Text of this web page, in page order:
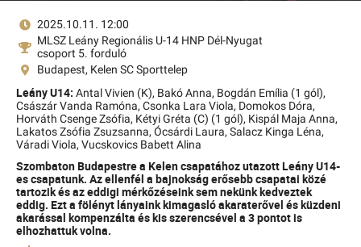
2025.10.11. 12:00
MLSZ Leány Regionális U-14 HNP Dél-Nyugat
csoport 5. forduló
Budapest, Kelen SC Sporttelep
Leány U14: Antal Vivien (K), Bakó Anna, Bogdán Emília (1 gól),
Császár Vanda Ramóna, Csonka Lara Viola, Domokos Dóra,
Horváth Csenge Zsófia, Kétyi Gréta (C) (1 gól), Kispál Maja Anna,
Lakatos Zsófia Zsuzsanna, Ócsárdi Laura, Salacz Kinga Léna,
Váradi Viola, Vucskovics Babett Alina
Szombaton Budapestre a Kelen csapatához utazott Leány U14-
es csapatunk. Az ellenfél a bajnokság erősebb csapatai közé
tartozik és az eddigi mérkőzéseink sem nekünk kedveztek
eddig. Ezt a fölényt lányaink kimagasló akaraterővel és küzdeni
akarással kompenzálta és kis szerencsével a 3 pontot is
elhozhattuk volna.